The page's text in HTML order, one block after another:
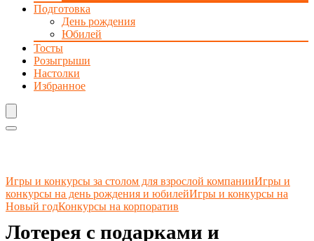
Подготовка
День рождения
Юбилей
Тосты
Розыгрыши
Настолки
Избранное
Игры и конкурсы за столом для взрослой компанииИгры и
конкурсы на день рождения и юбилейИгры и конкурсы на
Новый годКонкурсы на корпоратив
Лотерея с подарками и